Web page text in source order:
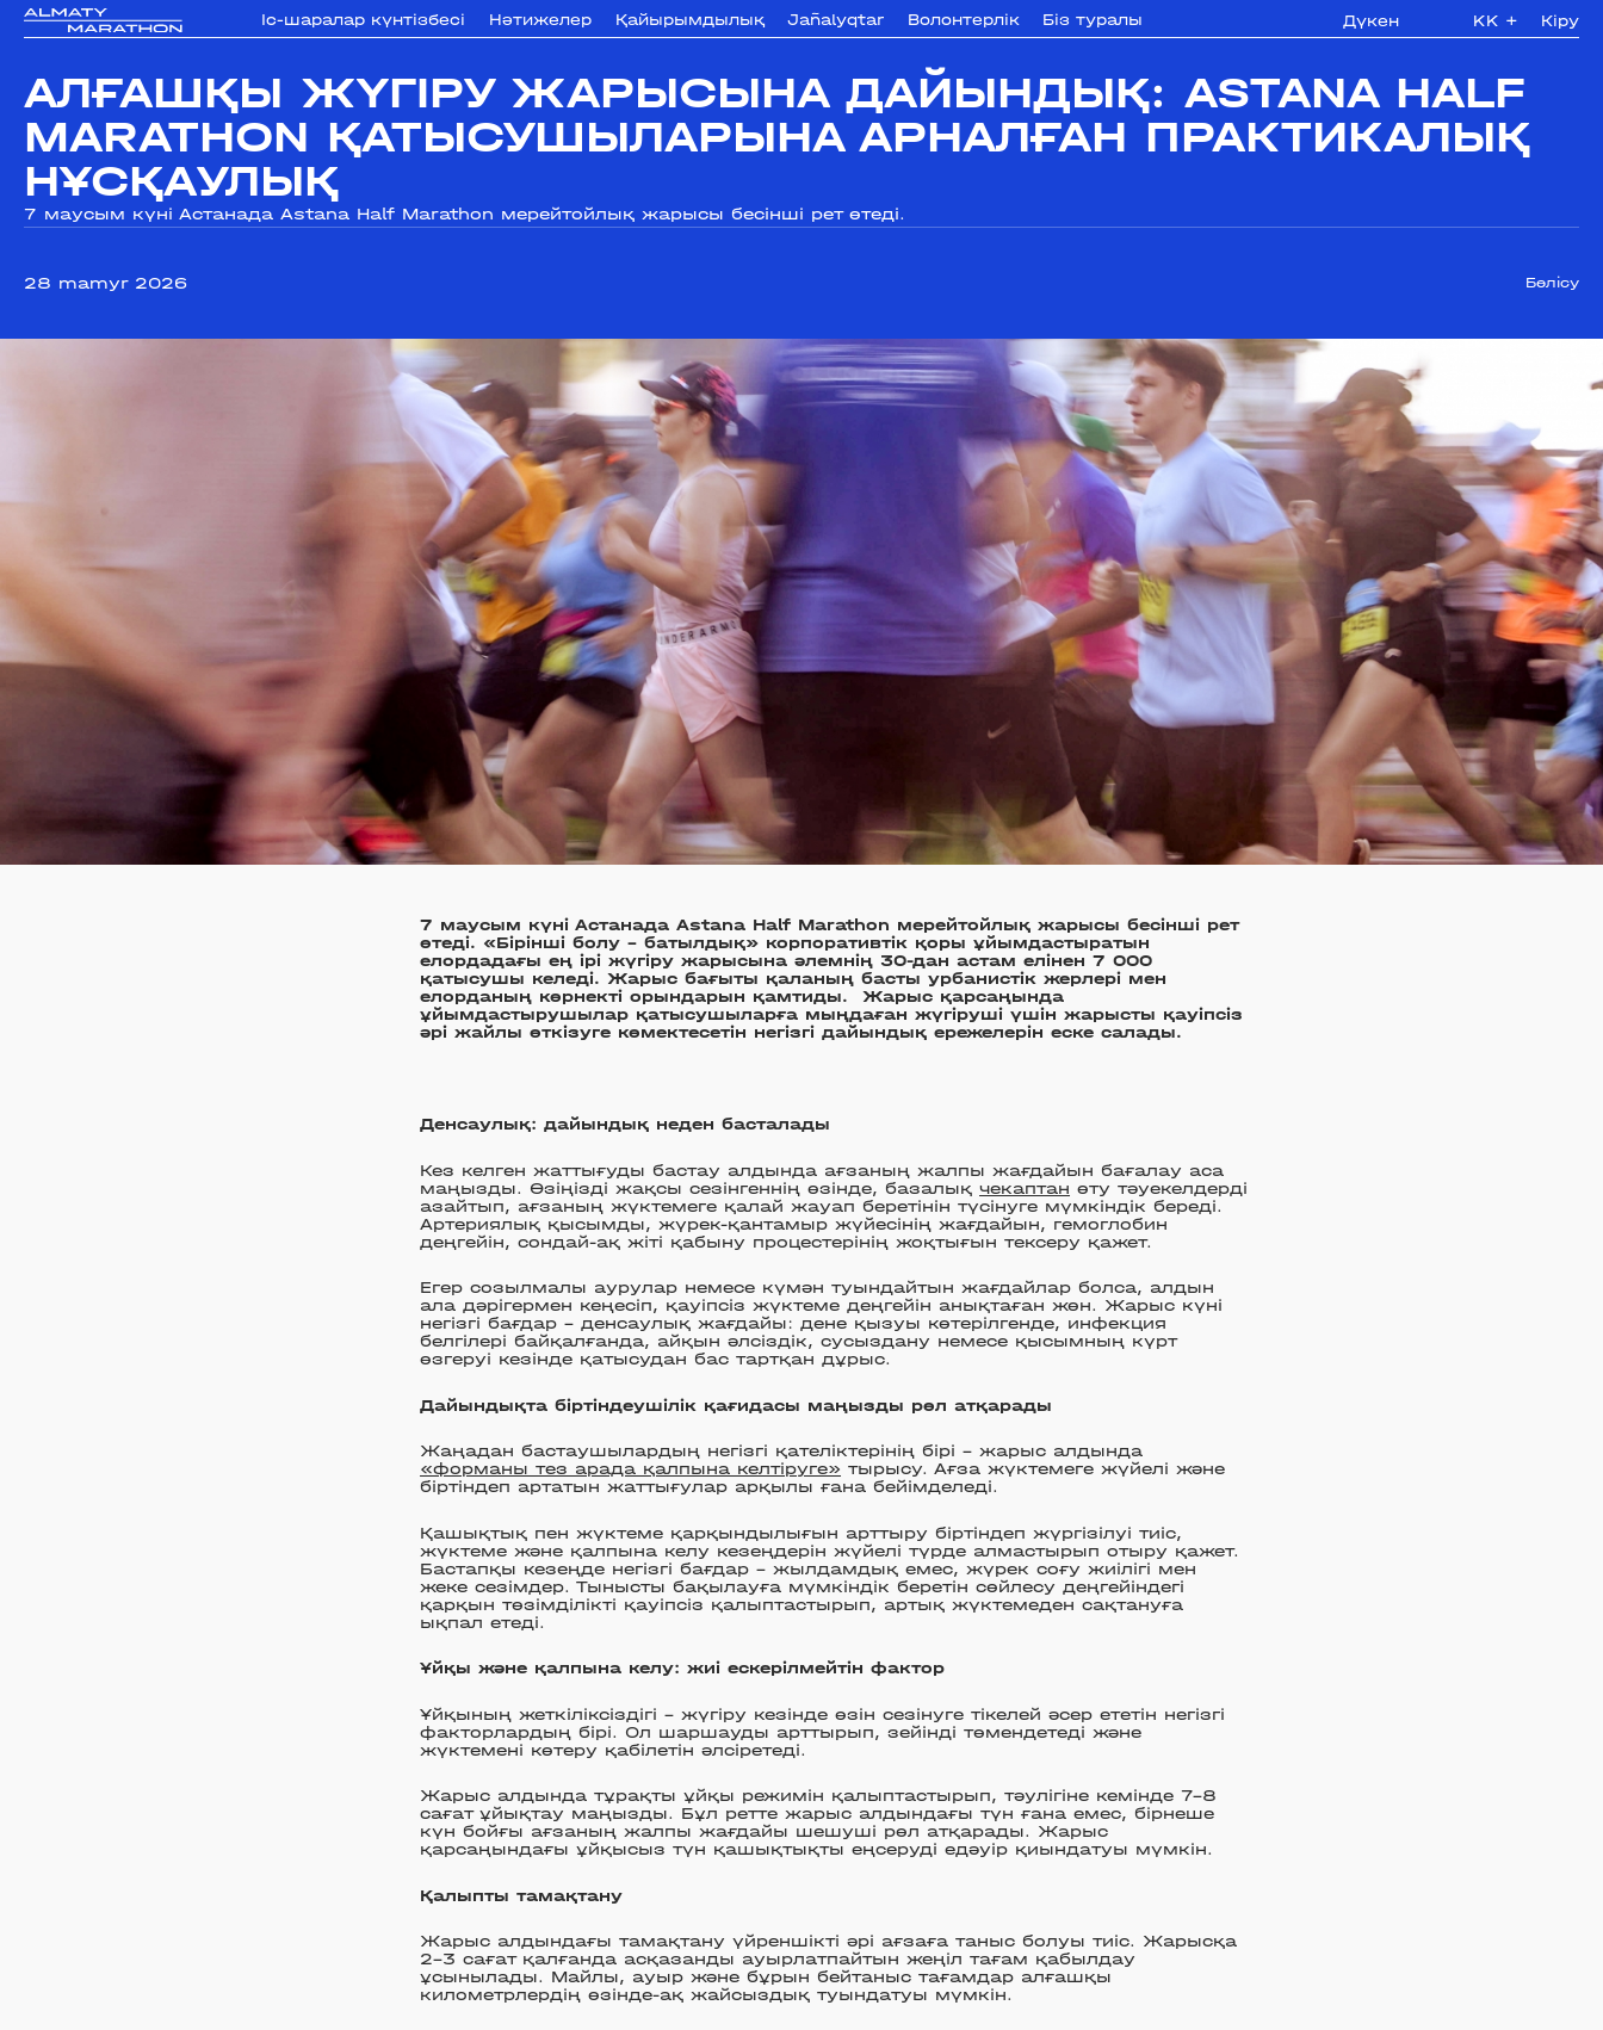
Iс-шаралар күнтізбесi Нәтижелер Қайырымдылық Jañalyqtar Волонтерлік Біз туралы Дүкен KK + Кіру
АЛҒАШҚЫ ЖҮГІРУ ЖАРЫСЫНА ДАЙЫНДЫҚ: ASTANA HALF
MARATHON ҚАТЫСУШЫЛАРЫНА АРНАЛҒАН ПРАКТИКАЛЫҚ
НҰСҚАУЛЫҚ
7 маусым күні Астанада Astana Half Marathon мерейтойлық жарысы бесінші рет өтеді.
28 mamyr 2026 Бөлісу
7 маусым күні Астанада Astana Half Marathon мерейтойлық жарысы бесінші рет
өтеді. «Бірінші болу – батылдық» корпоративтік қоры ұйымдастыратын
елордадағы ең ірі жүгіру жарысына әлемнің 30-дан астам елінен 7 000
қатысушы келеді. Жарыс бағыты қаланың басты урбанистік жерлері мен
елорданың көрнекті орындарын қамтиды.
Жарыс қарсаңында
ұйымдастырушылар қатысушыларға мыңдаған жүгіруші үшін жарысты қауіпсіз
әрі жайлы өткізуге көмектесетін негізгі дайындық ережелерін еске салады.
Денсаулық: дайындық неден басталады
Кез келген жаттығуды бастау алдында ағзаның жалпы жағдайын бағалау аса
маңызды. Өзіңізді жақсы сезінгеннің өзінде, базалықчекаптан өту тәуекелдерді
азайтып, ағзаның жүктемеге қалай жауап беретінін түсінуге мүмкіндік береді.
Артериялық қысымды, жүрек-қантамыр жүйесінің жағдайын, гемоглобин
деңгейін, сондай-ақ жіті қабыну процестерінің жоқтығын тексеру қажет.
Егер созылмалы аурулар немесе күмән туындайтын жағдайлар болса, алдын
ала дәрігермен кеңесіп, қауіпсіз жүктеме деңгейін анықтаған жөн. Жарыс күні
негізгі бағдар – денсаулық жағдайы: дене қызуы көтерілгенде, инфекция
белгілері байқалғанда, айқын әлсіздік, сусыздану немесе қысымның күрт
өзгеруі кезінде қатысудан бас тартқан дұрыс.
Дайындықта біртіндеушілік қағидасы маңызды рөл атқарады
Жаңадан бастаушылардың негізгі қателіктерінің бірі – жарыс алдында
«форманы тез арада қалпына келтіруге» тырысу. Ағза жүктемеге жүйелі және
біртіндеп артатын жаттығулар арқылы ғана бейімделеді.
Қашықтық пен жүктеме қарқындылығын арттыру біртіндеп жүргізілуі тиіс,
жүктеме және қалпына келу кезеңдерін жүйелі түрде алмастырып отыру қажет.
Бастапқы кезеңде негізгі бағдар – жылдамдық емес, жүрек соғу жиілігі мен
жеке сезімдер. Тынысты бақылауға мүмкіндік беретін сөйлесу деңгейіндегі
қарқын төзімділікті қауіпсіз қалыптастырып, артық жүктемеден сақтануға
ықпал етеді.
Ұйқы және қалпына келу: жиі ескерілмейтін фактор
Ұйқының жеткіліксіздігі – жүгіру кезінде өзін сезінуге тікелей әсер ететін негізгі
факторлардың бірі. Ол шаршауды арттырып, зейінді төмендетеді және
жүктемені көтеру қабілетін әлсіретеді.
Жарыс алдында тұрақты ұйқы режимін қалыптастырып, тәулігіне кемінде 7–8
сағат ұйықтау маңызды. Бұл ретте жарыс алдындағы түн ғана емес, бірнеше
күн бойғы ағзаның жалпы жағдайы шешуші рөл атқарады. Жарыс
қарсаңындағы ұйқысыз түн қашықтықты еңсеруді едәуір қиындатуы мүмкін.
Қалыпты тамақтану
Жарыс алдындағы тамақтану үйреншікті әрі ағзаға таныс болуы тиіс. Жарысқа
2–3 сағат қалғанда асқазанды ауырлатпайтын жеңіл тағам қабылдау
ұсынылады. Майлы, ауыр және бұрын бейтаныс тағамдар алғашқы
километрлердің өзінде-ақ жайсыздық туындатуы мүмкін.